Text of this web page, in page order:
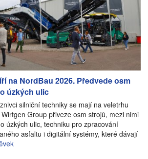
na NordBau 2026. Předvede osm
úzkých ulic
silniční techniky se mají na veletrhu
Group přiveze osm strojů, mezi nimi
úzkých ulic, techniku pro zpracování
asfaltu i digitální systémy, které dávají